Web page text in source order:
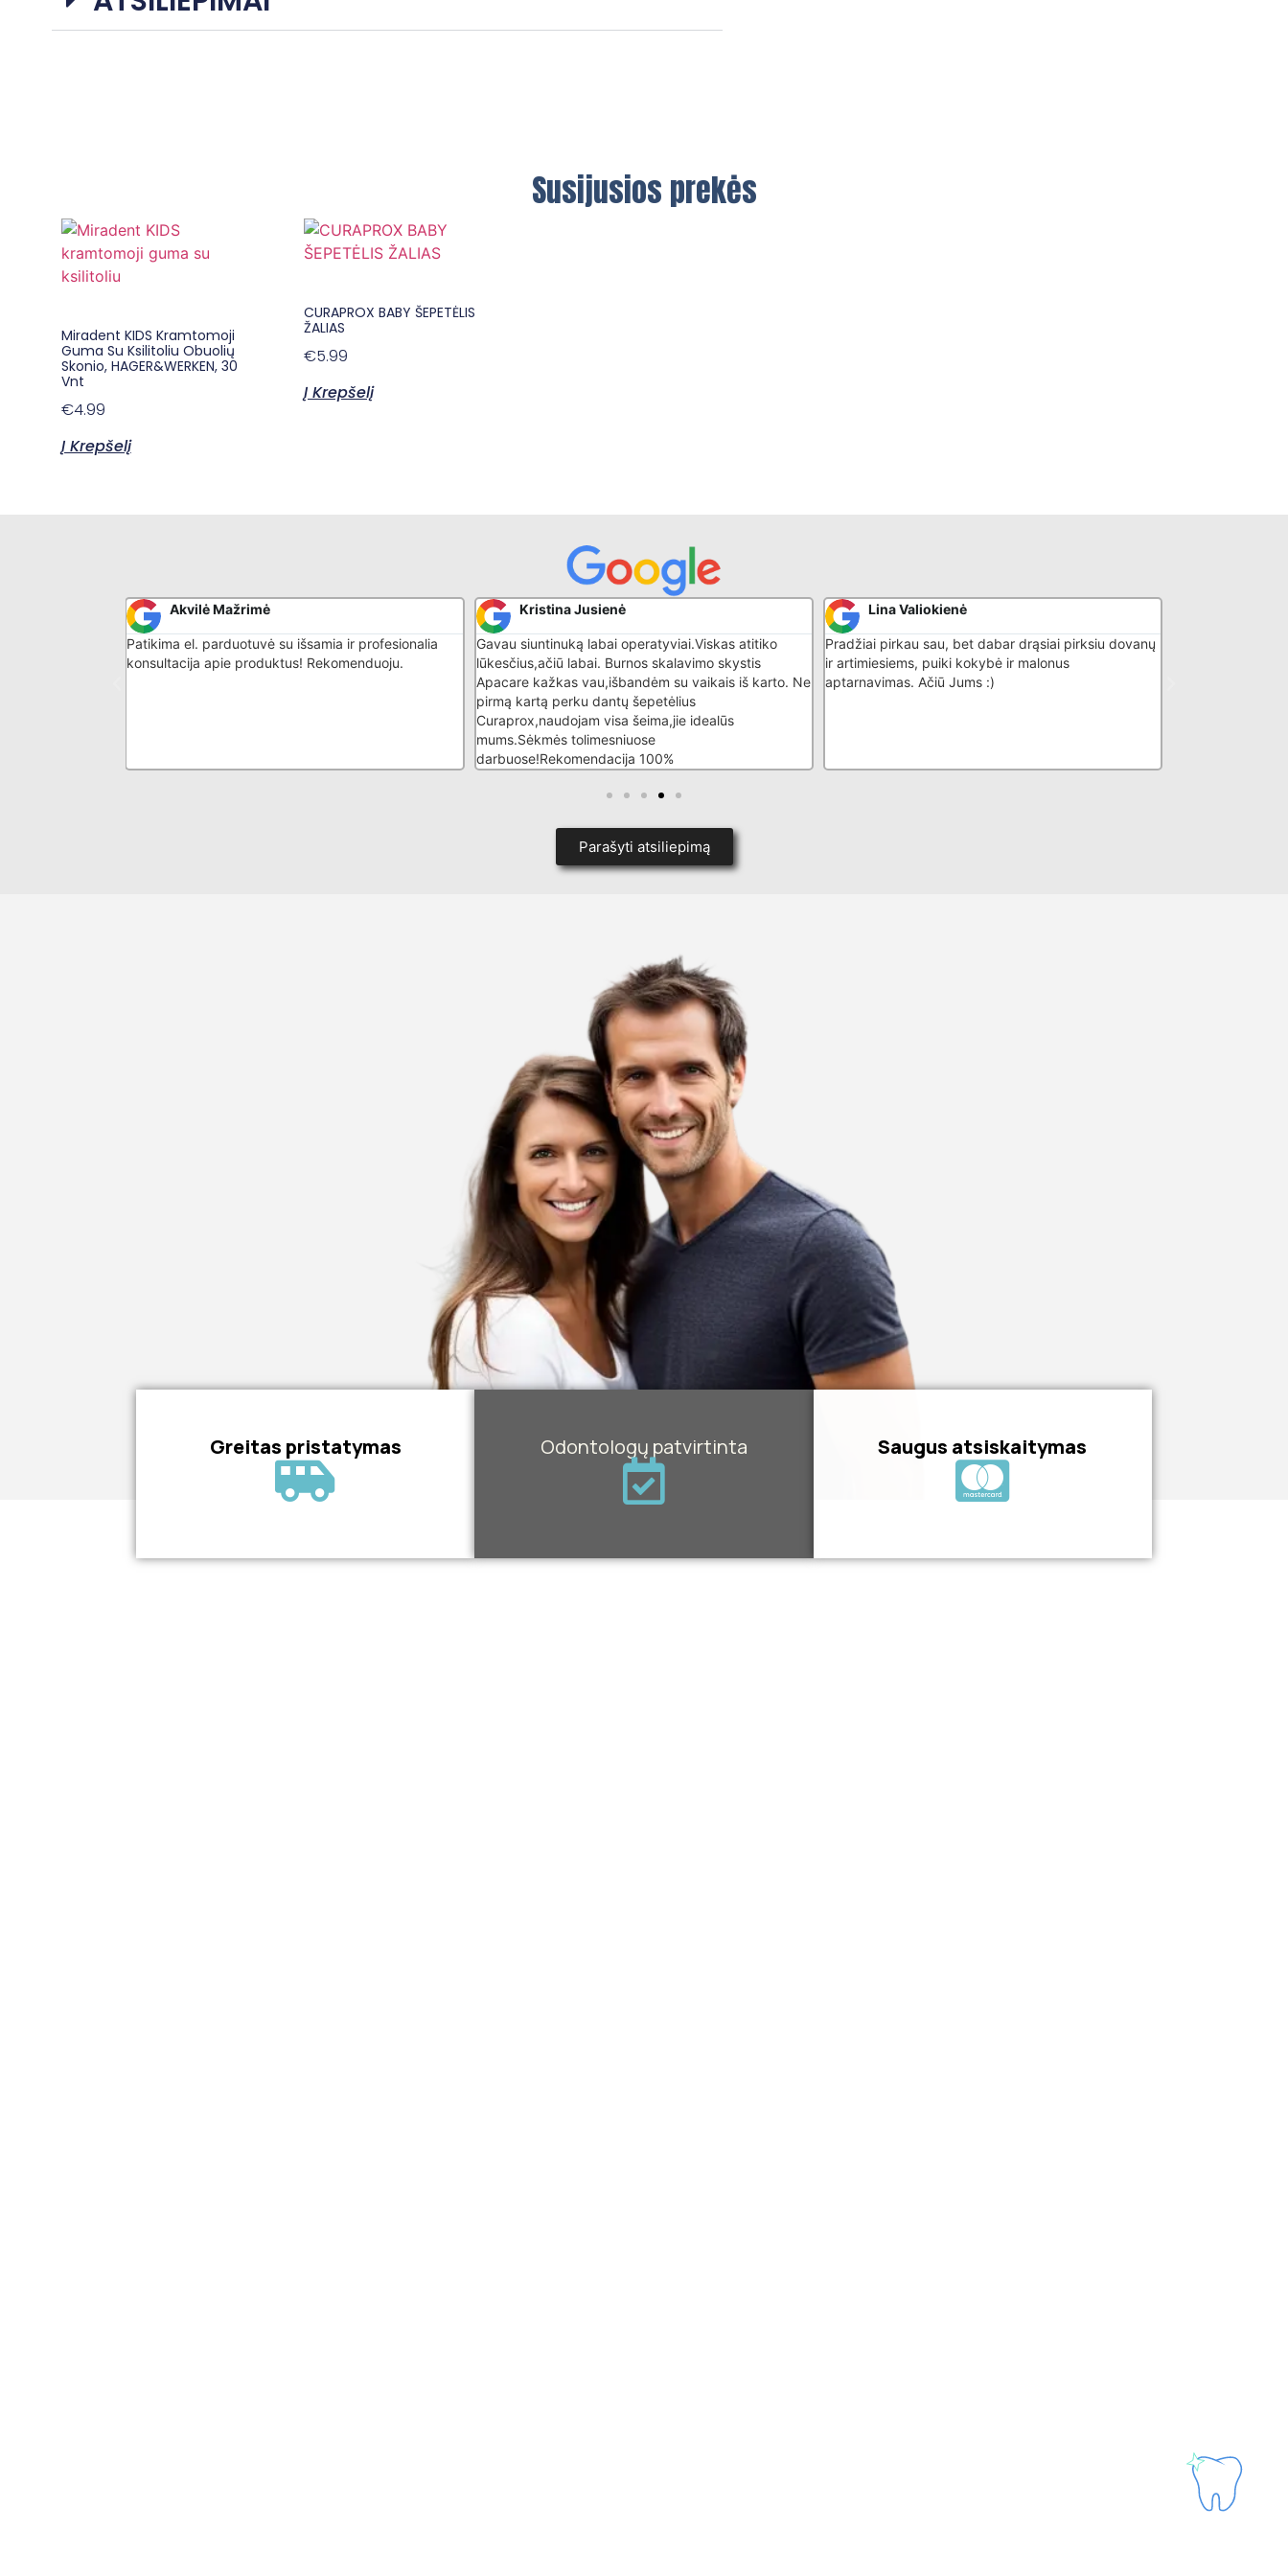
Susijusios prekės
Miradent KIDS Kramtomoji
Guma Su Ksilitoliu Obuolių
Skonio, HAGER&WERKEN, 30
Vnt
€4.99
Į Krepšelį
CURAPROX BABY ŠEPETĖLIS
ŽALIAS
€5.99
Į Krepšelį
Akvilė Mažrimė
Patikima el. parduotuvė su išsamia ir profesionalia
konsultacija apie produktus! Rekomenduoju.
Kristina Jusienė
Gavau siuntinuką labai operatyviai.Viskas atitiko
lūkesčius,ačiū labai. Burnos skalavimo skystis
Apacare kažkas vau,išbandėm su vaikais iš karto. Ne
pirmą kartą perku dantų šepetėlius
Curaprox,naudojam visa šeima,jie idealūs
mums.Sėkmės tolimesniuose
darbuose!Rekomendacija 100%
Lina Valiokienė
Pradžiai pirkau sau, bet dabar drąsiai pirksiu dovanų
ir artimiesiems, puiki kokybė ir malonus
aptarnavimas. Ačiū Jums :)
Parašyti atsiliepimą
Greitas pristatymas Odontologų patvirtinta Saugus atsiskaitymas